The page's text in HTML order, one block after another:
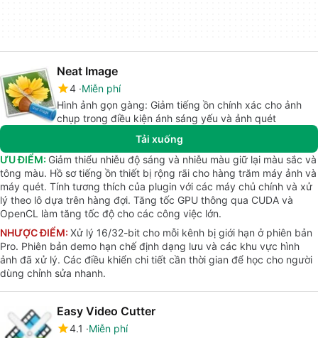
Neat Image
4 Miễn phí
Hình ảnh gọn gàng: Giảm tiếng ồn chính xác cho ảnh
chụp trong điều kiện ánh sáng yếu và ảnh quét
Tải xuống
ƯU ĐIỂM: Giảm thiểu nhiễu độ sáng và nhiễu màu giữ lại màu sắc và
tông màu. Hồ sơ tiếng ồn thiết bị rộng rãi cho hàng trăm máy ảnh và
máy quét. Tính tương thích của plugin với các máy chủ chính và xử
lý theo lô dựa trên hàng đợi. Tăng tốc GPU thông qua CUDA và
OpenCL làm tăng tốc độ cho các công việc lớn.
NHƯỢC ĐIỂM: Xử lý 16/32-bit cho mỗi kênh bị giới hạn ở phiên bản
Pro. Phiên bản demo hạn chế định dạng lưu và các khu vực hình
ảnh đã xử lý. Các điều khiển chi tiết cần thời gian để học cho người
dùng chỉnh sửa nhanh.
Easy Video Cutter
4.1
Miễn phí